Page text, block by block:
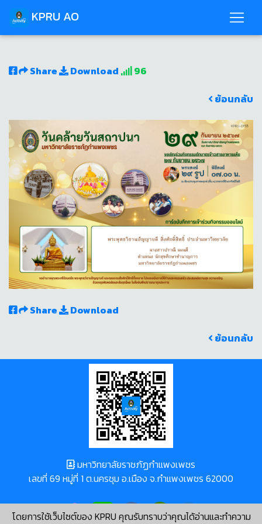
KPRU AO
Share Download
96
ย้อนกลับ
Share
Download
ย้อนกลับ
โดยการใช้เว็บไซต์ของ KPRU คุณรับทราบว่าคุณได้อ่านและทำความ
มหาวิทยาลัยราชภัฏกำแพงเพชร
เลขที่ 69 หมู่ที่ 1 ต.นครชุม อ.เมือง จ.กำแพงเพชร 62000